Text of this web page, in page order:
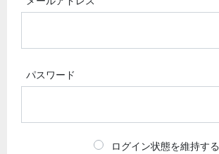
パスワード
ログイン状態を維持する